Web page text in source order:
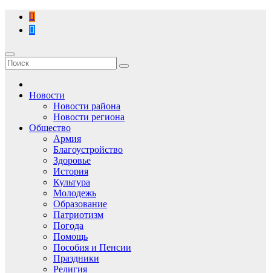
Перейти
содержимому
Новости
Новости района
Новости региона
Общество
Армия
Благоустройство
Здоровье
История
Культура
Молодежь
Образование
Патриотизм
Погода
Помощь
Пособия и Пенсии
Праздники
Религия